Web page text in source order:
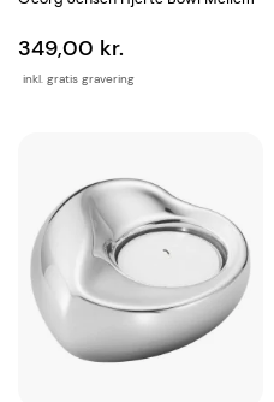
inkl. gratis gravering
349,00 kr.